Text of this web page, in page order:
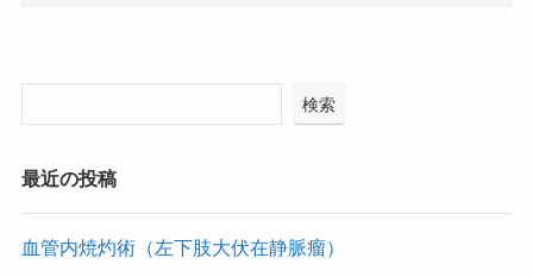
検索
最近の投稿
血管内焼灼術（左下肢大伏在静脈瘤）